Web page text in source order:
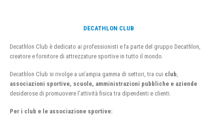
DECATHLON CLUB
Decathlon Club è dedicato ai professionisti e fa parte del gruppo Decathlon,
creatore e fornitore di attrezzature sportive in tutto il mondo.
Decathlon Club si rivolge a un’ampia gamma di settori, tra cui club
associazioni sportive, scuole, amministrazioni pubbliche e aziende
desiderose di promuovere l’attività fisica tra dipendenti e clienti.
Per i club e le associazione sportive: